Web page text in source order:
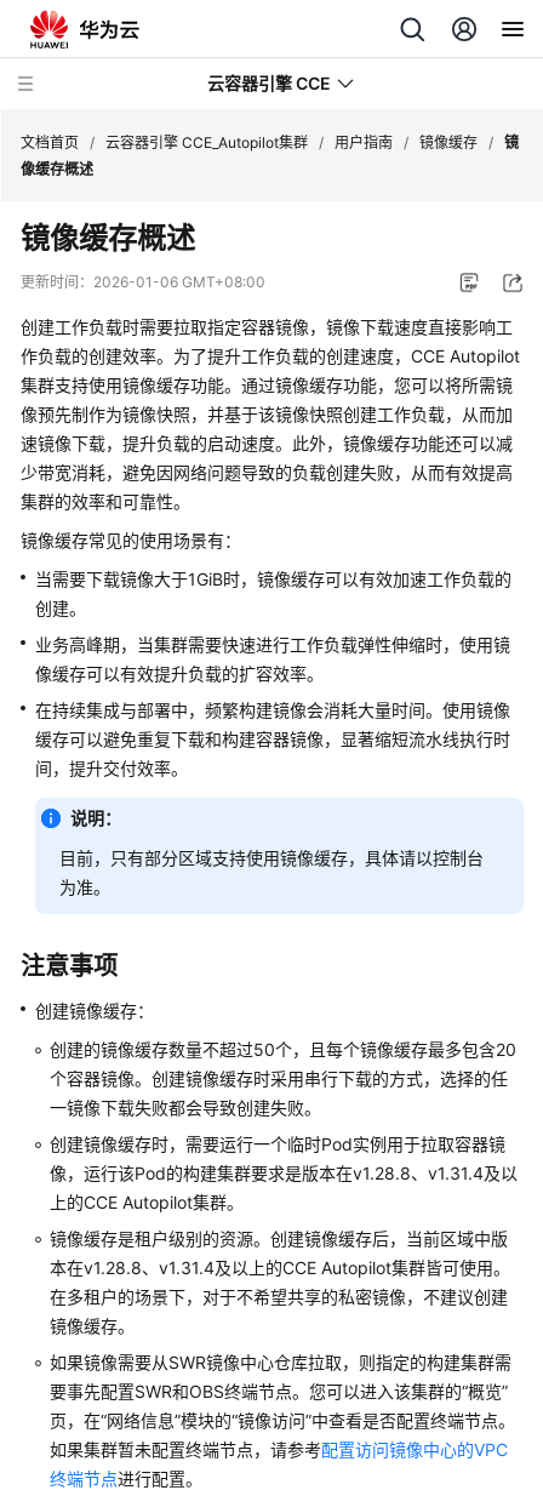
云容器引擎 CCE
最
动
态
服
务
公
告
产
品
介
绍
计
费
说
明
快
用
指
南
集
工
作
负
载
镜
缓
存
镜
像
文档首页 / 云容器引擎 CCE_Autopilot集群 / 用户指南 / 镜像缓存 / 镜
像缓存概述
镜像缓存概述
更新时间： 2026-01-06 GMT+08:00
创建工作负载时需要拉取指定容器镜像，镜像下载速度直接影响工
作负载的创建效率。为了提升工作负载的创建速度，CCE Autopilot
集群支持使用镜像缓存功能。通过镜像缓存功能，您可以将所需镜
像预先制作为镜像快照，并基于该镜像快照创建工作负载，从而加
速镜像下载，提升负载的启动速度。此外，镜像缓存功能还可以减
少带宽消耗，避免因网络问题导致的负载创建失败，从而有效提高
集群的效率和可靠性。
镜像缓存常见的使用场景有：
当需要下载镜像大于1GiB时，镜像缓存可以有效加速工作负载的
创建。
业务高峰期，当集群需要快速进行工作负载弹性伸缩时，使用镜
像缓存可以有效提升负载的扩容效率。
在持续集成与部署中，频繁构建镜像会消耗大量时间。使用镜像
缓存可以避免重复下载和构建容器镜像，显著缩短流水线执行时
间，提升交付效率。
说明：
目前，只有部分区域支持使用镜像缓存，具体请以控制台
为准。
注意事项
创建镜像缓存：
创建的镜像缓存数量不超过50个，且每个镜像缓存最多包含20
个容器镜像。创建镜像缓存时采用串行下载的方式，选择的任
一镜像下载失败都会导致创建失败。
创建镜像缓存时，需要运行一个临时Pod实例用于拉取容器镜
像，运行该Pod的构建集群要求是版本在v1.28.8、v1.31.4及以
上的CCE Autopilot集群。
镜像缓存是租户级别的资源。创建镜像缓存后，当前区域中版
本在v1.28.8、v1.31.4及以上的CCE Autopilot集群皆可使用。
在多租户的场景下，对于不希望共享的私密镜像，不建议创建
镜像缓存。
如果镜像需要从SWR镜像中心仓库拉取，则指定的构建集群需
要事先配置SWR和OBS终端节点。您可以进入该集群的“概览”
页，在“网络信息”模块的“镜像访问”中查看是否配置终端节点。
如果集群暂未配置终端节点，请参考配置访问镜像中心的VPC
终端节点进行配置。